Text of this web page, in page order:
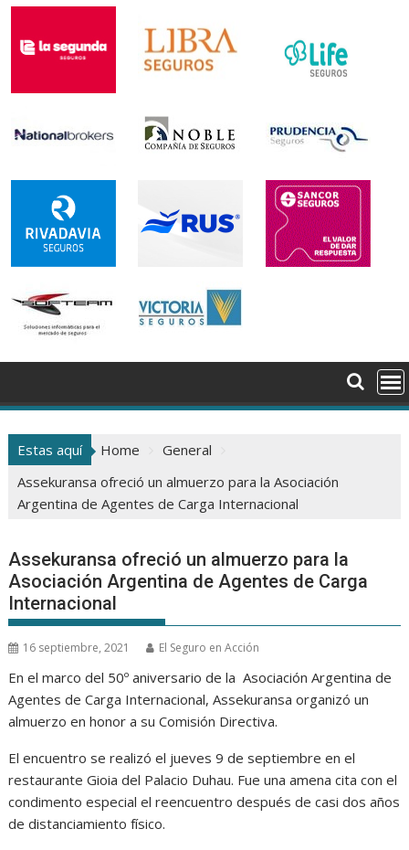
Estas aquí Home
General
Assekuransa ofreció un almuerzo para la Asociación
Argentina de Agentes de Carga Internacional
Assekuransa ofreció un almuerzo para la
Asociación Argentina de Agentes de Carga
Internacional
16 septiembre, 2021 El Seguro en Acción
En el marco del 50º aniversario de la Asociación Argentina de
Agentes de Carga Internacional, Assekuransa organizó un
almuerzo en honor a su Comisión Directiva.
El encuentro se realizó el jueves 9 de septiembre en el
restaurante Gioia del Palacio Duhau. Fue una amena cita con el
condimento especial el reencuentro después de casi dos años
de distanciamiento físico.